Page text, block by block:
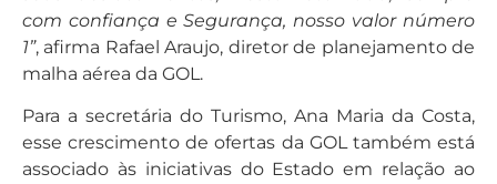
com confiança e Segurança, nosso valor número
1”, afirma Rafael Araujo, diretor de planejamento de
malha aérea da GOL.
Para a secretária do Turismo, Ana Maria da Costa,
esse crescimento de ofertas da GOL também está
associado às iniciativas do Estado em relação ao